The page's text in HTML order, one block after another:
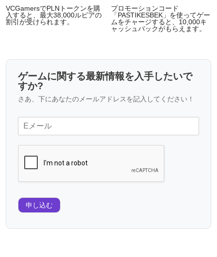
VCGamersでPLNトークンを購
入すると、最大38,000ルピアの
割引が受けられます。
プロモーションコード
「PASTIKESBEK」を使ってゲー
ムをチャージすると、10,000キ
ャッシュバックがもらえます。
ゲームに関する最新情報を入手したいで
すか?
さあ、下にあなたのメールアドレスを記入してください！
申し込む